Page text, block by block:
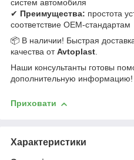
систем автомобиля
✔ Преимущества: простота
соответствие OEM-стандартам
📦 В наличии! Быстрая
качества отAvtoplast.
Наши консультанты готовы
дополнительную информацию!
Приховати
Характеристики